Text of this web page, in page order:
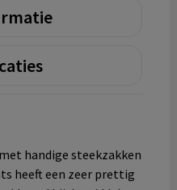
handige steekzakken
heeft een zeer prettig